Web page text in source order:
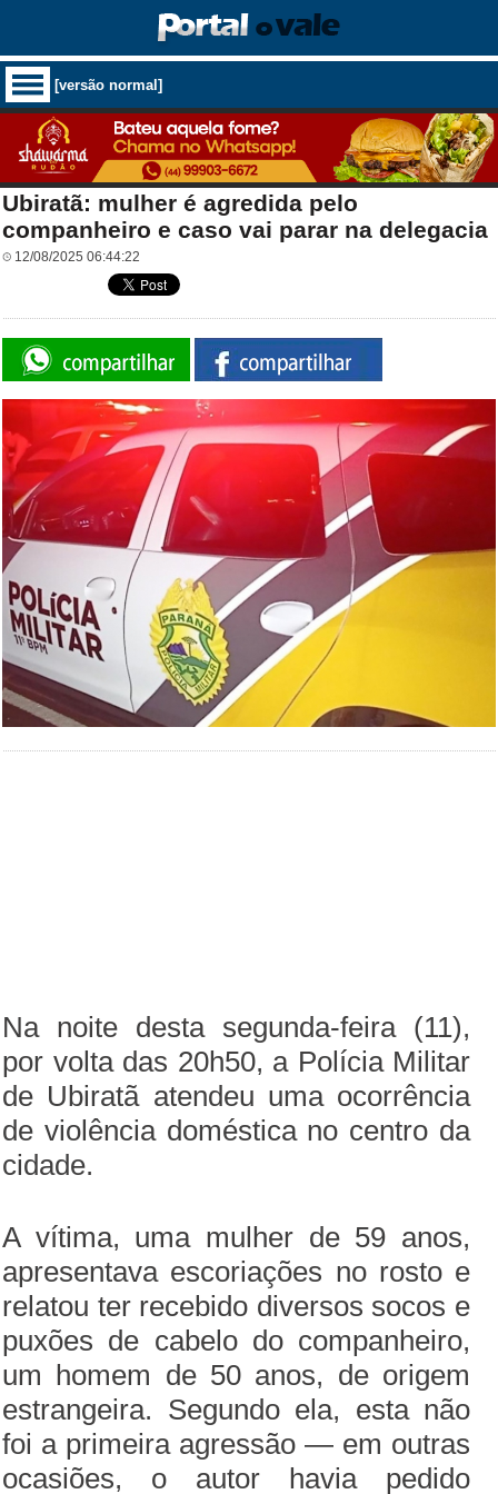
[versão normal]
Ubiratã: mulher é agredida pelo
companheiro e caso vai parar na delegacia
12/08/2025 06:44:22
Na noite desta segunda-feira (11),
por volta das 20h50, a Polícia Militar
de Ubiratã atendeu uma ocorrência
de violência doméstica no centro da
cidade.
A vítima, uma mulher de 59 anos,
apresentava escoriações no rosto e
relatou ter recebido diversos socos e
puxões de cabelo do companheiro,
um homem de 50 anos, de origem
estrangeira. Segundo ela, esta não
foi a primeira agressão — em outras
ocasiões, o autor havia pedido